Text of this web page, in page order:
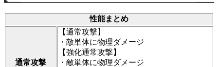
性能まとめ
通常攻撃
【通常攻撃】
・敵単体に物理ダメージ
【強化通常攻撃】
・敵単体に物理ダメージ